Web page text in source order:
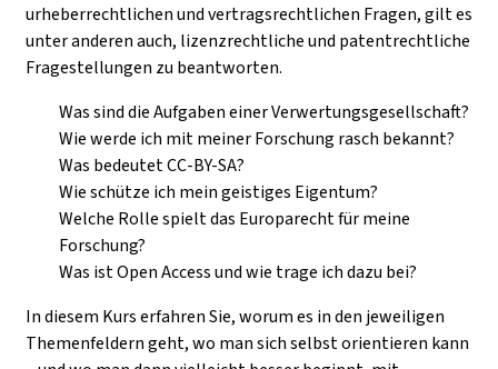
urheberrechtlichen und vertragsrechtlichen Fragen, gilt es
unter anderen auch, lizenzrechtliche und patentrechtliche
Fragestellungen zu beantworten.
Was sind die Aufgaben einer Verwertungsgesellschaft?
Wie werde ich mit meiner Forschung rasch bekannt?
Was bedeutet CC-BY-SA?
Wie schütze ich mein geistiges Eigentum?
Welche Rolle spielt das Europarecht für meine
Forschung?
Was ist Open Access und wie trage ich dazu bei?
In diesem Kurs erfahren Sie, worum es in den jeweiligen
Themenfeldern geht, wo man sich selbst orientieren kann